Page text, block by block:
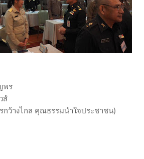
พร
ส์
กว้างไกล คุณธรรมนำใจประชาชน)